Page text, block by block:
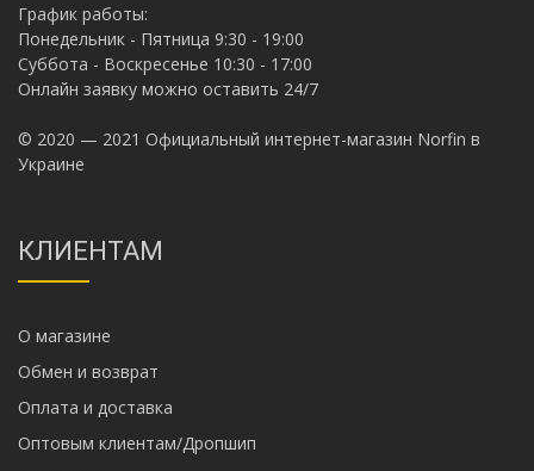
График работы:
Понедельник - Пятница 9:30 - 19:00
Суббота - Воскресенье 10:30 - 17:00
Онлайн заявку можно оставить 24/7
© 2020 — 2021 Официальный интернет-магазин Norfin в
Украине
КЛИЕНТАМ
О магазине
Обмен и возврат
Оплата и доставка
Оптовым клиентам/Дропшип